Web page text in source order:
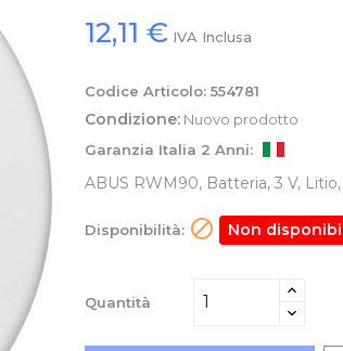
12,11 € IVA Inclusa
Codice Articolo: 554781
Condizione: Nuovo prodotto
Garanzia Italia 2 Anni:
ABUS RWM90, Batteria, 3 V, Litio,
Disponibilità:  Non
Quantità